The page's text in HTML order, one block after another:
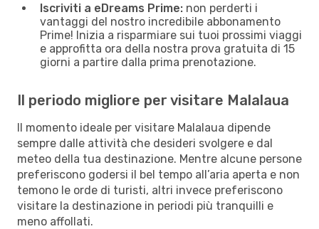
Iscriviti a eDreams Prime: non perderti i
vantaggi del nostro incredibile abbonamento
Prime! Inizia a risparmiare sui tuoi prossimi viaggi
e approfitta ora della nostra prova gratuita di 15
giorni a partire dalla prima prenotazione.
Il periodo migliore per visitare Malalaua
Il momento ideale per visitare Malalaua dipende
sempre dalle attività che desideri svolgere e dal
meteo della tua destinazione. Mentre alcune persone
preferiscono godersi il bel tempo all’aria aperta e non
temono le orde di turisti, altri invece preferiscono
visitare la destinazione in periodi più tranquilli e
meno affollati.